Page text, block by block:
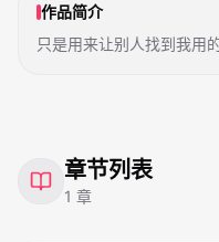
作品简介
只是用来让别人找到我用
章节列表
1 章